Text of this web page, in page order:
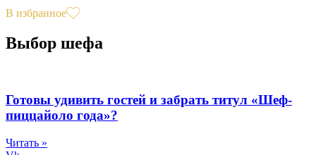
В избранное
Выбор шефа
Готовы удивить гостей и забрать титул «Шеф-
пиццайоло года»?
Читать »